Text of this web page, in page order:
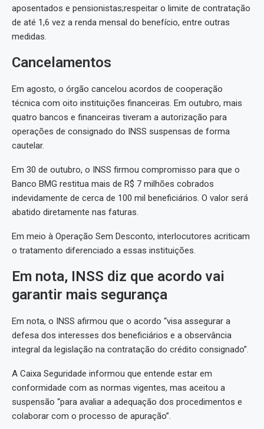
aposentados e pensionistas;respeitar o limite de contratação
de até 1,6 vez a renda mensal do benefício, entre outras
medidas.
Cancelamentos
Em agosto, o órgão cancelou acordos de cooperação
técnica com oito instituições financeiras. Em outubro, mais
quatro bancos e financeiras tiveram a autorização para
operações de consignado do INSS suspensas de forma
cautelar.
Em 30 de outubro, o INSS firmou compromisso para que o
Banco BMG restitua mais de R$ 7 milhões cobrados
indevidamente de cerca de 100 mil beneficiários. O valor será
abatido diretamente nas faturas.
Em meio à Operação Sem Desconto, interlocutores acriticam
o tratamento diferenciado a essas instituições.
Em nota, INSS diz que acordo vai
garantir mais segurança
Em nota, o INSS afirmou que o acordo “visa assegurar a
defesa dos interesses dos beneficiários e a observância
integral da legislação na contratação do crédito consignado”.
A Caixa Seguridade informou que entende estar em
conformidade com as normas vigentes, mas aceitou a
suspensão “para avaliar a adequação dos procedimentos e
colaborar com o processo de apuração”.